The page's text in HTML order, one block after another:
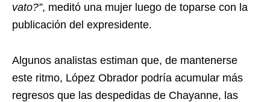
vato?”, meditó una mujer luego de toparse con la
publicación del expresidente.
Algunos analistas estiman que, de mantenerse
este ritmo, López Obrador podría acumular más
regresos que las despedidas de Chayanne, las